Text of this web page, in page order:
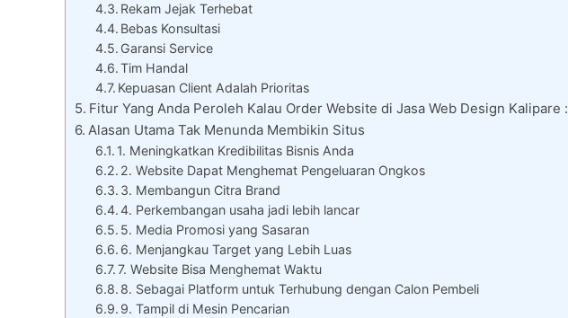
Rekam Jejak Terhebat
Bebas Konsultasi
Garansi Service
Tim Handal
Kepuasan Client Adalah Prioritas
Fitur Yang Anda Peroleh Kalau Order Website di Jasa Web Design Kalipare :
Alasan Utama Tak Menunda Membikin Situs
1. Meningkatkan Kredibilitas Bisnis Anda
2. Website Dapat Menghemat Pengeluaran Ongkos
3. Membangun Citra Brand
4. Perkembangan usaha jadi lebih lancar
5. Media Promosi yang Sasaran
6. Menjangkau Target yang Lebih Luas
7. Website Bisa Menghemat Waktu
8. Sebagai Platform untuk Terhubung dengan Calon Pembeli
9. Tampil di Mesin Pencarian